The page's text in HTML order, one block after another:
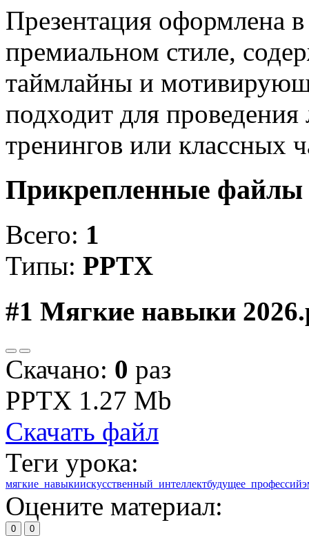
Презентация оформлена
премиальном стиле,
таймлайны и
подходит для
тренингов или классных
Прикрепленные файлы
Всего: 1
Типы: PPTX
#1 Мягкие навыки
Скачано: 0 раз
PPTX 1.27 Mb
Скачать файл
Теги урока:
мягкие_навыкиискусственный_интеллектбудущее_профессий
Оцените материал:
0 0